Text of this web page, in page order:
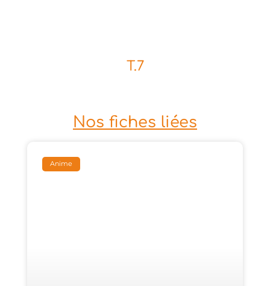
T.7
Nos fiches liées
Anime